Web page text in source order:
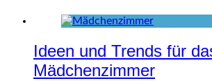
Ideen und Trends für
Mädchenzimmer